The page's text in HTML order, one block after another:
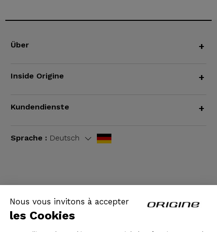
Nous vous invitons à accepter
les Cookies
Über +
Inside Origine +
Kundendienste +
Sprache : Deutsch